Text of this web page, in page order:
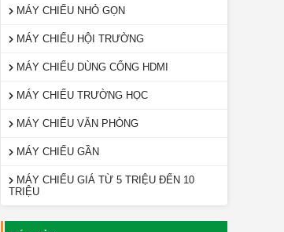
MÁY CHIẾU NHỎ GỌN
MÁY CHIẾU HỘI TRƯỜNG
MÁY CHIẾU DÙNG CỔNG HDMI
MÁY CHIẾU TRƯỜNG HỌC
MÁY CHIẾU VĂN PHÒNG
MÁY CHIẾU GẦN
MÁY CHIẾU GIÁ TỪ 5 TRIỆU ĐẾN 10
TRIỆU